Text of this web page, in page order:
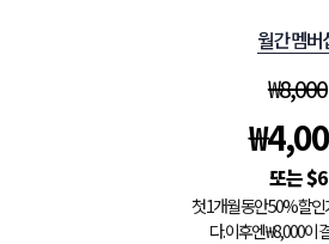
월간 멤버
₩8,000
₩
$6
첫 1개월 동안 50% 할
다. 이후엔 ₩8,000이